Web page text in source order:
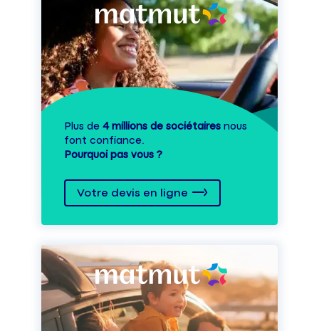
Plus de 4 millions de sociétaires nous
font confiance.
Pourquoi pas vous ?
Votre devis en ligne